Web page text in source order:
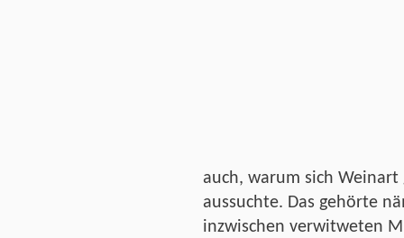
auch, warum sich
aussuchte. Das gehörte
inzwischen verwitweten